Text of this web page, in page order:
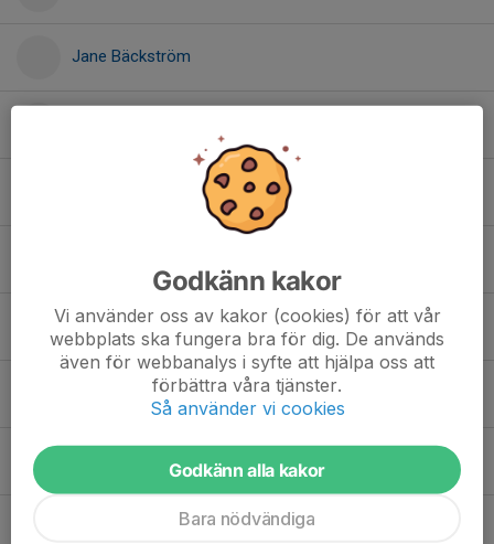
Jane Bäckström
Leo Jarl Johansson
Melwin Jakobsson
Mileah Redin
Märta Haglund
Noah Schützer Rogne
Godkänn kakor
Vi använder oss av kakor (cookies) för att vår
webbplats ska fungera bra för dig. De används
även för webbanalys i syfte att hjälpa oss att
förbättra våra tjänster.
Så använder vi cookies
Godkänn alla kakor
Bara nödvändiga